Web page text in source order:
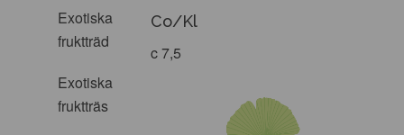
Exotiska
fruktträd
Exotiska
fruktträs
Co/Kl
c 7,5